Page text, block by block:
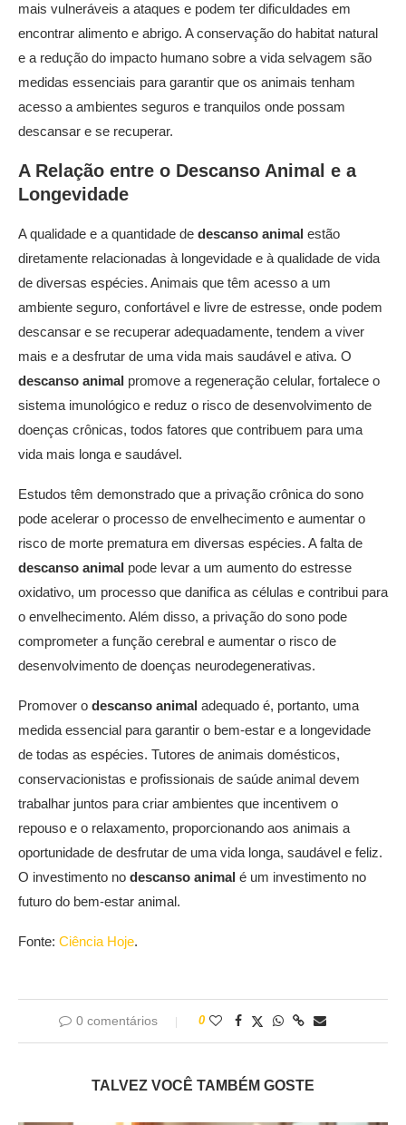
mais vulneráveis a ataques e podem ter dificuldades em
encontrar alimento e abrigo. A conservação do habitat natural
e a redução do impacto humano sobre a vida selvagem são
medidas essenciais para garantir que os animais tenham
acesso a ambientes seguros e tranquilos onde possam
descansar e se recuperar.
A Relação entre o Descanso Animal e a
Longevidade
A qualidade e a quantidade de descanso animal estão
diretamente relacionadas à longevidade e à qualidade de vida
de diversas espécies. Animais que têm acesso a um
ambiente seguro, confortável e livre de estresse, onde podem
descansar e se recuperar adequadamente, tendem a viver
mais e a desfrutar de uma vida mais saudável e ativa. O
descanso animal promove a regeneração celular, fortalece o
sistema imunológico e reduz o risco de desenvolvimento de
doenças crônicas, todos fatores que contribuem para uma
vida mais longa e saudável.
Estudos têm demonstrado que a privação crônica do sono
pode acelerar o processo de envelhecimento e aumentar o
risco de morte prematura em diversas espécies. A falta de
descanso animal pode levar a um aumento do estresse
oxidativo, um processo que danifica as células e contribui para
o envelhecimento. Além disso, a privação do sono pode
comprometer a função cerebral e aumentar o risco de
desenvolvimento de doenças neurodegenerativas.
Promover o descanso animal adequado é, portanto, uma
medida essencial para garantir o bem-estar e a longevidade
de todas as espécies. Tutores de animais domésticos,
conservacionistas e profissionais de saúde animal devem
trabalhar juntos para criar ambientes que incentivem o
repouso e o relaxamento, proporcionando aos animais a
oportunidade de desfrutar de uma vida longa, saudável e feliz.
O investimento no descanso animal é um investimento no
futuro do bem-estar animal.
Fonte: Ciência Hoje.
0 comentários 0
TALVEZ VOCÊ TAMBÉM GOSTE